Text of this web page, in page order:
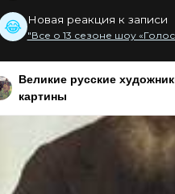
😂 Новая реакция к записи
"Все о 13 сезоне шоу
Великие русские
картины